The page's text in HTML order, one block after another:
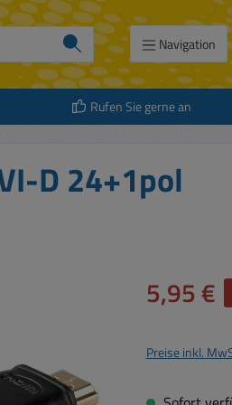
Navigation
Rufen Sie gerne an
D 24+1pol
Verkaufspreis:
5,95 €
Preise inkl.